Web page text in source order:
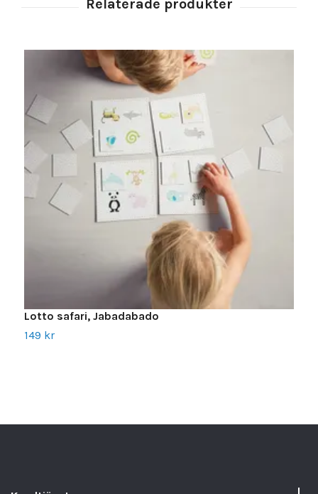
Lotto safari, Jabadabado
149 kr